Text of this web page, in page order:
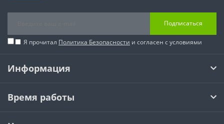
Подписаться
Я прочитал Политика Безопасности и согласен с условиями
Информация
Время работы